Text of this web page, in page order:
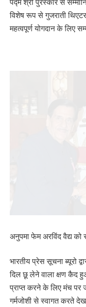
विशेष रूप से गुजराती
महत्वपूर्ण योगदान के लिए
अनुपमा फेम अरविंद वैद्य को
भारतीय प्रेस सूचना ब्यूरो
दिल छू लेने वाला क्षण कैद
प्राप्त करने के लिए मंच पर
गर्मजोशी से स्वागत करते